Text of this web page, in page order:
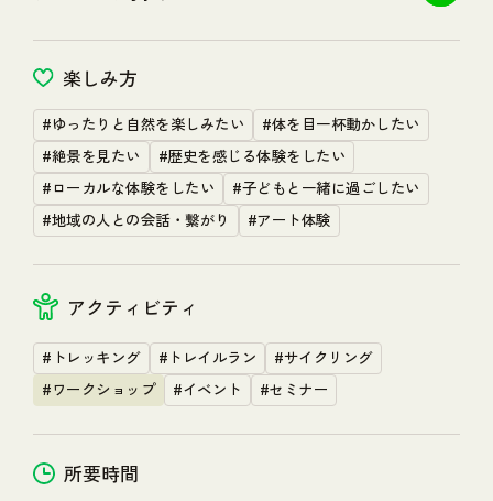
INFORMATION
MEMBERS
NEWS
FAQ & CONTACT 関連リンク
小田急電鉄 HP
Copyright © HAKONATURE All Rights Reserved.
楽しみ方
#ゆったりと自然を楽しみたい
#体を目一杯動かしたい
#絶景を見たい
#歴史を感じる体験をしたい
#ローカルな体験をしたい
#子どもと一緒に過ごしたい
#地域の人との会話・繋がり
#アート体験
アクティビティ
#トレッキング #トレイルラン
#サイクリング
#ワークショップ
#イベント #セミナー
所要時間